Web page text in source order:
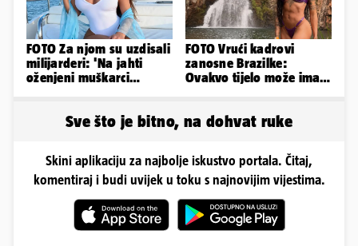
FOTO Za njom su uzdisali
milijarderi: 'Na jahti
oženjeni muškarci
FOTO Vrući kadrovi
zanosne Brazilke:
Ovakvo tijelo može imati
Sve što je bitno, na dohvat ruke
Skini aplikaciju za najbolje iskustvo portala. Čitaj,
komentiraj i budi uvijek u toku s najnovijim vijestima.